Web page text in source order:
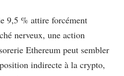
9,5 % attire forcément
nerveux, une action
Ethereum peut sembler
indirecte à la crypto,